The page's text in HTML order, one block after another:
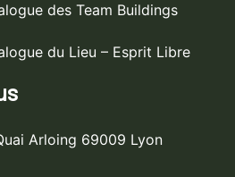
des Team Buildings
du Lieu – Esprit Libre
Arloing 69009 Lyon